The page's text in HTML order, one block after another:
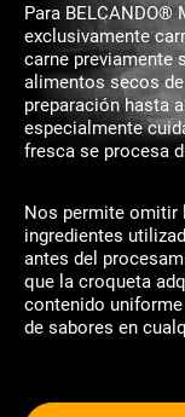
Para BELCANDO®
exclusivamente
carne previamente
alimentos secos
preparación hasta
especialmente
fresca se procesa
Nos permite omitir
ingredientes
antes del
que la croqueta
contenido
de sabores en